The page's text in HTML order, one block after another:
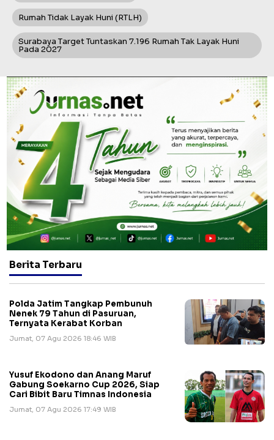
Rumah Tidak Layak Huni (RTLH)
Surabaya Target Tuntaskan 7.196 Rumah Tak Layak Huni
Pada 2027
Berita Terbaru
Polda Jatim Tangkap Pembunuh
Nenek 79 Tahun di Pasuruan,
Ternyata Kerabat Korban
Jumat, 07 Agu 2026 18:46 WIB
Yusuf Ekodono dan Anang Maruf
Gabung Soekarno Cup 2026, Siap
Cari Bibit Baru Timnas Indonesia
Jumat, 07 Agu 2026 17:49 WIB